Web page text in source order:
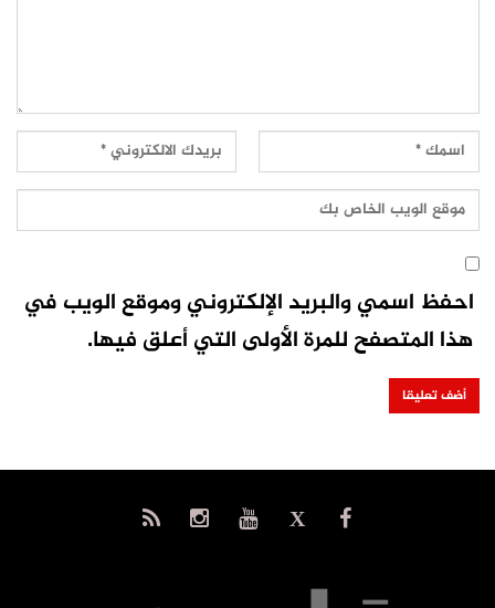
احفظ اسمي والبريد الإلكتروني وموقع الويب في
هذا المتصفح للمرة الأولى التي أعلق فيها.